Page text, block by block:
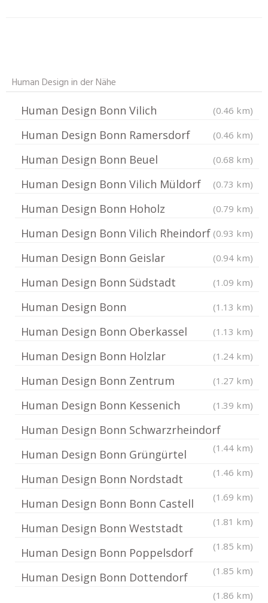
Human Design in der Nähe
Human Design Bonn Vilich (0.46 km)
Human Design Bonn Ramersdorf (0.46 km)
Human Design Bonn Beuel (0.68 km)
Human Design Bonn Vilich Müldorf (0.73 km)
Human Design Bonn Hoholz (0.79 km)
Human Design Bonn Vilich Rheindorf (0.93 km)
Human Design Bonn Geislar (0.94 km)
Human Design Bonn Südstadt (1.09 km)
Human Design Bonn (1.13 km)
Human Design Bonn Oberkassel (1.13 km)
Human Design Bonn Holzlar (1.24 km)
Human Design Bonn Zentrum (1.27 km)
Human Design Bonn Kessenich (1.39 km)
Human Design Bonn Schwarzrheindorf
(1.44 km)
Human Design Bonn Grüngürtel
(1.46 km)
Human Design Bonn Nordstadt
(1.69 km)
Human Design Bonn Bonn Castell
(1.81 km)
Human Design Bonn Weststadt
(1.85 km)
Human Design Bonn Poppelsdorf
(1.85 km)
Human Design Bonn Dottendorf
(1.86 km)